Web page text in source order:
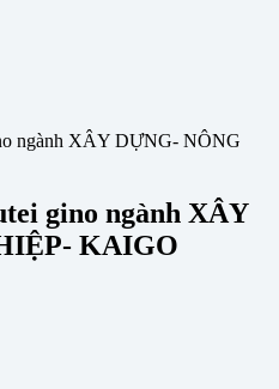
ngành XÂY DỰNG- NÔNG
gino ngành XÂY
KAIGO